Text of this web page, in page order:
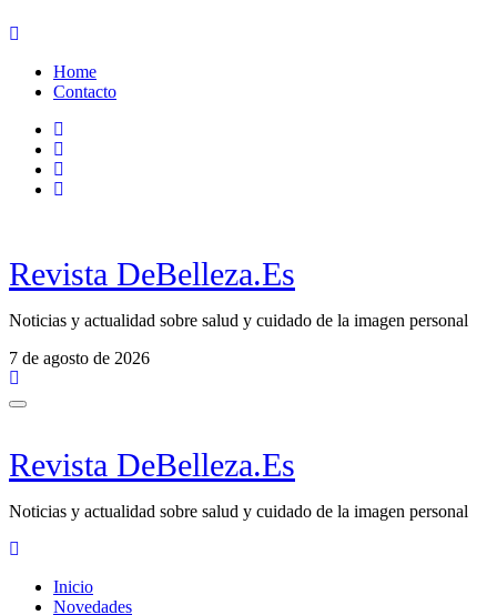
Ir
contenidoHome
Contacto
Revista DeBelleza.Es
Noticias y actualidad sobre salud y cuidado de la imagen personal
7 de agosto de 2026
Revista DeBelleza.Es
Noticias y actualidad sobre salud y cuidado de la imagen personal
Inicio
Novedades